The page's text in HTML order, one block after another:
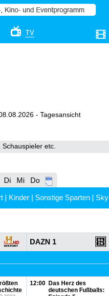
- Tagesansicht
Di Mi Do
| Kinder | Sonstige Sparten | Sky
DAZN 1
12:00 Das Herz des
deutschen Fußballs: